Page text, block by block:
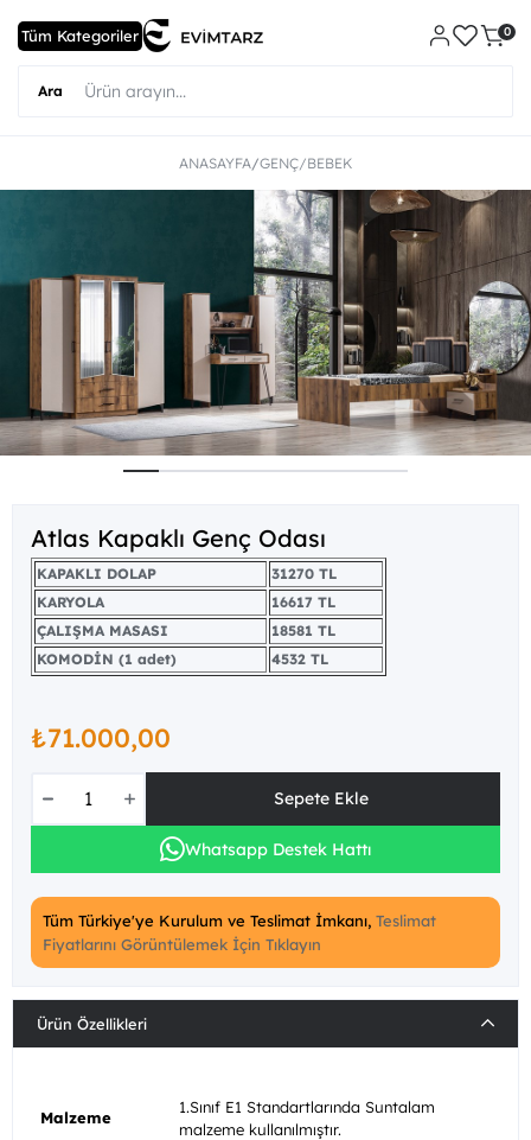
0
ANASAYFA GENÇ/BEBEK
Atlas Kapaklı Genç Odası
KAPAKLI DOLAP
31270 TL
KARYOLA
16617 TL
ÇALIŞMA MASASI
18581 TL
KOMODİN (1 adet)
4532 TL
₺71.000,00
Whatsapp Destek Hattı
Tüm Türkiye'ye Kurulum ve Teslimat İmkanı, Teslimat
Fiyatlarını Görüntülemek İçin Tıklayın
Ürün Özellikleri
Malzeme
1.Sınıf E1 Standartlarında Suntalam
malzeme kullanılmıştır.